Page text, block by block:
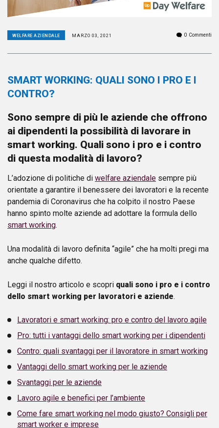
WELFARE AZIENDALE MARZO 03, 2021 0 Commenti
SMART WORKING: QUALI SONO I PRO E I
CONTRO?
Sono sempre di più le aziende che offrono
ai dipendenti la possibilità di lavorare in
smart working. Quali sono i pro e i contro
di questa modalità di lavoro?
L’adozione di politiche di welfare aziendale sempre più
orientate a garantire il benessere dei lavoratori e la recente
pandemia di Coronavirus che ha colpito il nostro Paese
hanno spinto molte aziende ad adottare la formula dello
smart working.
Una modalità di lavoro definita “agile” che ha molti pregi ma
anche qualche difetto.
Leggi il nostro articolo e scopri quali sono i pro e i contro
dello smart working per lavoratori e aziende.
Lavoratori e smart working: pro e contro del lavoro agile
Pro: tutti i vantaggi dello smart working per i dipendenti
Contro: quali svantaggi per il lavoratore in smart working
Vantaggi dello smart working per le aziende
Svantaggi per le aziende
Lavoro agile e benefici per l’ambiente
Come fare smart working nel modo giusto? Consigli per
smart worker e imprese